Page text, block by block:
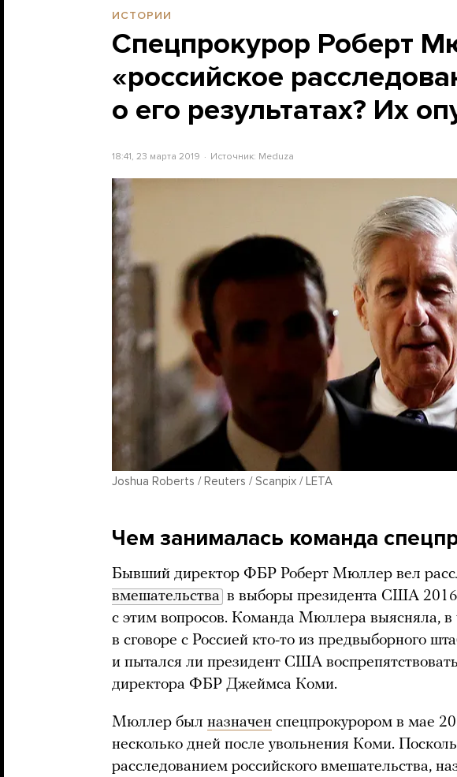
ИСТОРИИ
Спецпрокурор Роберт
«российское
о его результатах? Их
18:41, 23 марта 2019 Источник: Meduza
Joshua Roberts / Reuters / Scanpix / LETA
Чем занималась команда
Бывший директор ФБР Роберт Мюллер вел
вмешательства в выборы президента США 2016
с этим вопросов. Команда Мюллера выясняла, в
в сговоре с Россией кто-то из предвыборного
и пытался ли президент США
директора ФБР Джеймса Коми.
Мюллер был назначен спецпрокурором в мае
несколько дней после увольнения Коми.
расследованием российского вмешательства,